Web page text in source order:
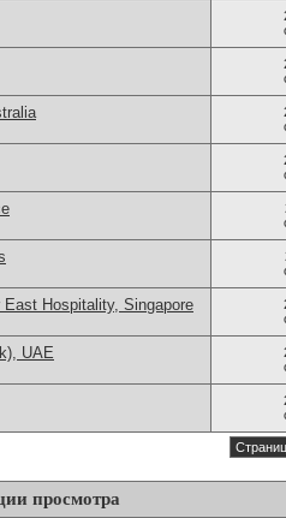
Hospitality, Singapore
UAE
просмотра